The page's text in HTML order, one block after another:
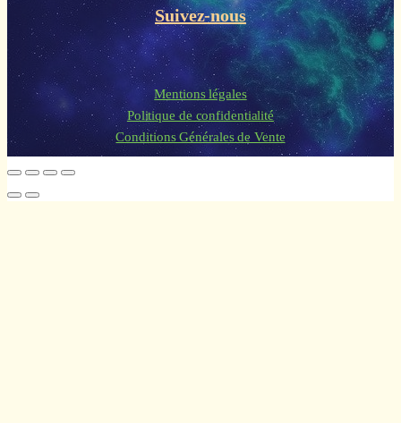
Suivez-nous
Mentions légales
Politique de confidentialité
Conditions Générales de Vente